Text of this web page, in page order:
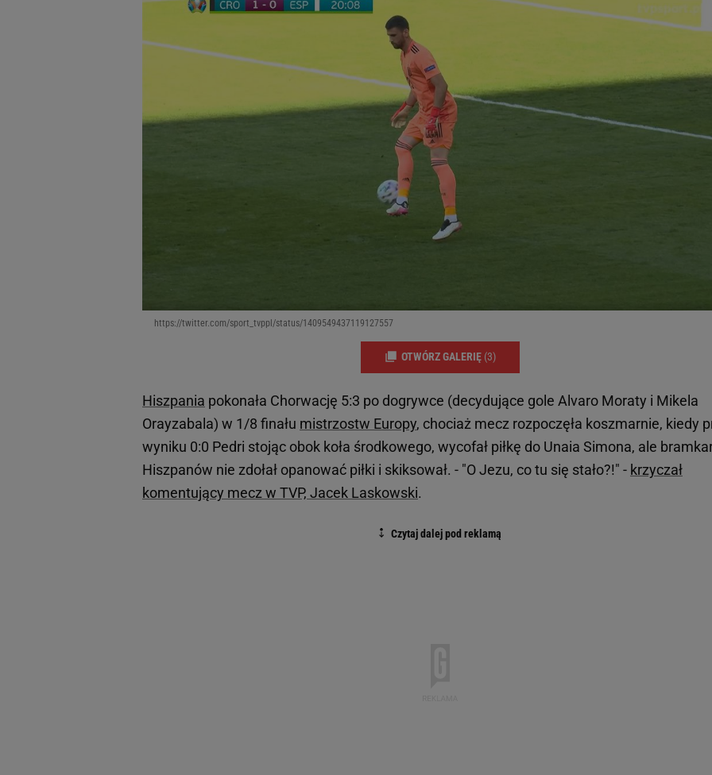
https://twitter.com/sport_tvppl/status/1409549437119127557
OTWÓRZ GALERIĘ (3)
Hiszpania pokonała Chorwację 5:3 po dogrywce (decydujące gole Alvaro Moraty i Mikela
Orayzabala) w 1/8 finału mistrzostw Europy, chociaż mecz rozpoczęła koszmarnie, kiedy
wyniku 0:0 Pedri stojąc obok koła środkowego, wycofał piłkę do Unaia Simona, ale
Hiszpanów nie zdołał opanować piłki i skiksował. - "O Jezu, co tu się stało?!" - krzyczał
komentujący mecz w TVP, Jacek Laskowski.